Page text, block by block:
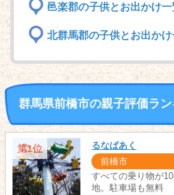
邑楽郡の子供とお出かけ一
北群馬郡の子供とお出か
群馬県前橋市の親子評価ラ
第1位 るなぱあく
前橋市
すべての乗り物が
地。駐車場も無料